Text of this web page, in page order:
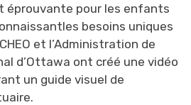
éprouvante pour les enfants
les besoins uniques
et l’Administration de
d’Ottawa ont créé une vidéo
un guide visuel de